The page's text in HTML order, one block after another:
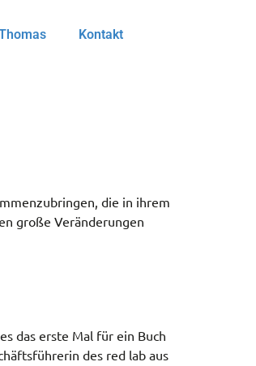
Kontakt
die in ihrem
große Veränderungen
das erste Mal für ein Buch
des red lab aus